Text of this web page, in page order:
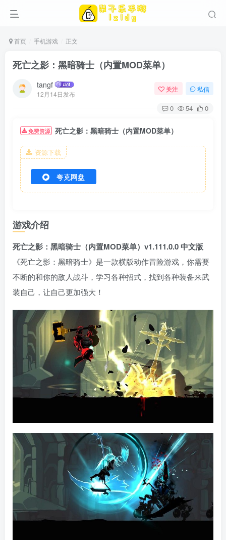
首页 手机游戏 正文
死亡之影：黑暗骑士（内置MOD菜单）
tangf
12月14日发布
关注 私信
0 54 0
免费资源 死亡之影：黑暗骑士（内置MOD菜单）
资源下载
夸克网盘
游戏介绍
死亡之影：黑暗骑士（内置MOD菜单）v1.111.0.0 中文版
《死亡之影：黑暗骑士》是一款横版动作冒险游戏，你需要
不断的和你的敌人战斗，学习各种招式，找到各种装备来武
装自己，让自己更加强大！